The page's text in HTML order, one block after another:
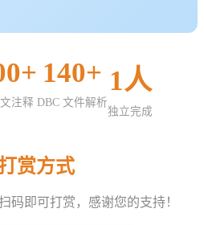
注释
140+
DBC 文件解析
1人
独立完成
赏方式
码即可打赏，感谢您的支持！